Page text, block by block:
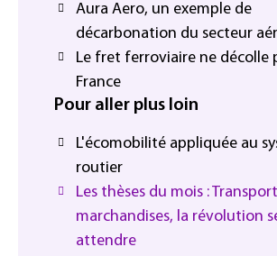
Aura Aero, un exemple de
décarbonation du secteur
Le fret ferroviaire ne décolle
France
Pour aller plus loin
L'écomobilité appliquée au
routier
Les thèses du mois :
marchandises, la révolution
attendre